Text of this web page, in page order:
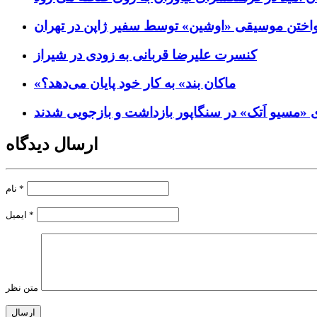
موسیقی «اوشین» توسط سفیر ژاپن در تهران
کنسرت علیرضا قربانی به زودی در شیراز
«ماکان بند» به کار خود پایان می‌دهد؟
«مسیو اَتک» در سنگاپور بازداشت و بازجویی شدند
ارسال دیدگاه
*
*
متن نظر